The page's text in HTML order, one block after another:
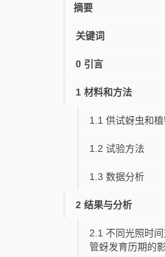
摘要
关键词
0 引言
1 材料和方法
1.1 供试蚜虫和
1.2 试验方法
1.3 数据分析
2 结果与分析
2.1 不同光照时
管蚜发育历期的